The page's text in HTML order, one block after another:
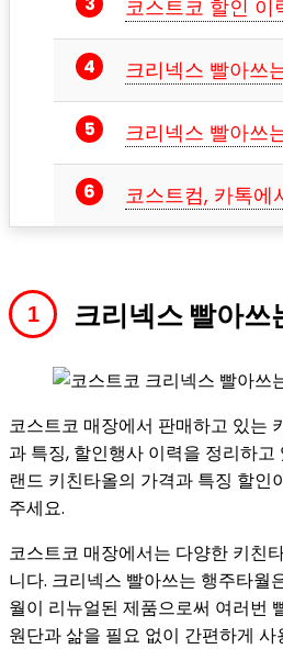
코스트코 할인 이
크리넥스 빨아쓰
크리넥스 빨아쓰
코스트컴, 카톡에
크리넥스 빨아쓰
코스트코 매장에서 판매하고 있는
과 특징, 할인행사 이력을 정리하
랜드 키친타올의 가격과 특징 할인
주세요.
코스트코 매장에서는 다양한 키친
니다. 크리넥스 빨아쓰는 행주타월
월이 리뉴얼된 제품으로써 여러번
원단과 삶을 필요 없이 간편하게